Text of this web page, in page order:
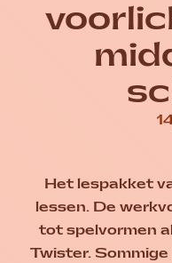
Het lespakket
lessen. De
tot spelvormen
Twister.